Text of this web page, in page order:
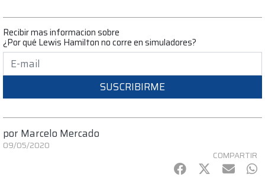
Recibir mas informacion sobre
¿Por qué Lewis Hamilton no corre en simuladores?
SUSCRIBIRME
por Marcelo Mercado
09/05/2020
COMPARTIR
Facebook
Twitter
mail